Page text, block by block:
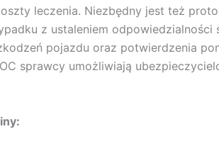
leczenia. Niezbędny jest też
z ustaleniem odpowiedzialności
pojazdu oraz potwierdzenia
sprawcy umożliwiają